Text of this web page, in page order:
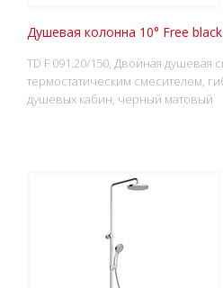
Душевая колонна 10° Free black
TD F 091.20/150, Двойная душевая
термостатическим смесителем,
душевых кабин, черный матовый